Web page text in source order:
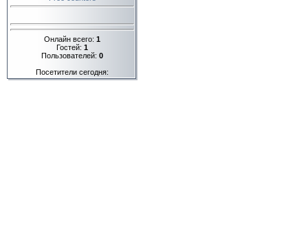
Онлайн всего: 1
Гостей: 1
Пользователей: 0
Посетители сегодня: